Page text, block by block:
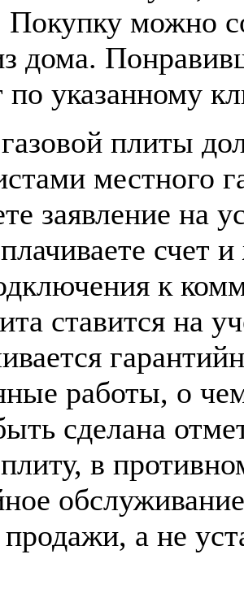
Покупку можно
дома.
по указанному
плиты
местного
заявление на
счет
к
ставится на
работы, о
сделана
в
а не